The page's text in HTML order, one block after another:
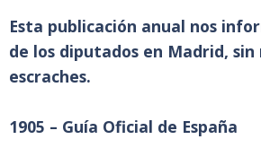
Esta publicación anual nos
de los diputados en Madrid, sin
escraches.
1905 – Guía Oficial de España